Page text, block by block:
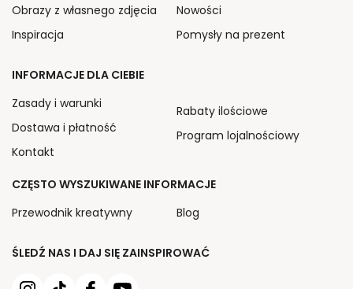
ŚLEDŹ NAS I DAJ SIĘ ZAINSPIROWAĆ
Obrazy z własnego zdjęcia
Inspiracja
Nowości
Pomysły na prezent
INFORMACJE DLA CIEBIE
Zasady i warunki
Dostawa i płatność
Kontakt
Rabaty ilościowe
Program lojalnościowy
CZĘSTO WYSZUKIWANE INFORMACJE
Przewodnik kreatywny
Blog